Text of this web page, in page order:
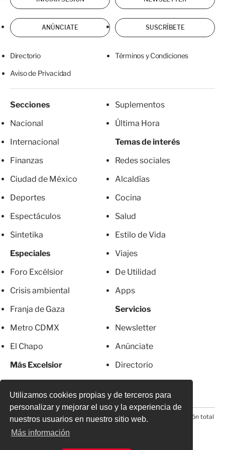
Utilizamos cookies propias y de terceros para
personalizar y mejorar el uso y la experiencia de
nuestros usuarios en nuestro sitio web.
Más información
ANÚNCIATE SUSCRÍBETE
Directorio Términos y Condiciones
Aviso de Privacidad
Secciones
Nacional
Internacional
Finanzas
Ciudad de México
Deportes
Espectáculos
Sintetika
Especiales
Foro Excélsior
Crisis ambiental
Franja de Gaza
Metro CDMX
El Chapo
Más Excelsior
Suplementos
Última Hora
Temas de interés
Redes sociales
Alcaldías
Cocina
Salud
Estilo de Vida
Viajes
De Utilidad
Apps
Servicios
Newsletter
Anúnciate
Directorio
© 2026 Todos los derechos reservados. Prohibida la reproducción total
o parcial, incluyendo cualquier medio electrónico*